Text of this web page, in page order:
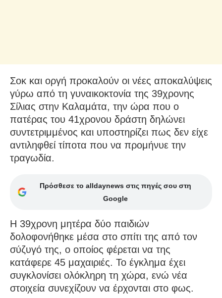
Σοκ και οργή προκαλούν οι νέες αποκαλύψεις
γύρω από τη γυναικοκτονία της 39χρονης
Σίλιας στην Καλαμάτα, την ώρα που ο
πατέρας του 41χρονου δράστη δηλώνει
συντετριμμένος και υποστηρίζει πως δεν είχε
αντιληφθεί τίποτα που να προμήνυε την
τραγωδία.
Πρόσθεσε το alldaynews στις πηγές σου στη
Google
Η 39χρονη μητέρα δύο παιδιών
δολοφονήθηκε μέσα στο σπίτι της από τον
σύζυγό της, ο οποίος φέρεται να της
κατάφερε 45 μαχαιριές. Το έγκλημα έχει
συγκλονίσει ολόκληρη τη χώρα, ενώ νέα
στοιχεία συνεχίζουν να έρχονται στο φως.